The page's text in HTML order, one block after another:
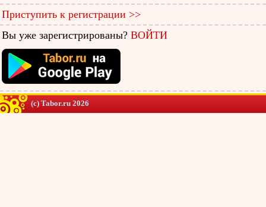
Приступить к регистрации >>
Вы уже зарегистрированы? ВОЙТИ
(c) Tabor.ru 2026